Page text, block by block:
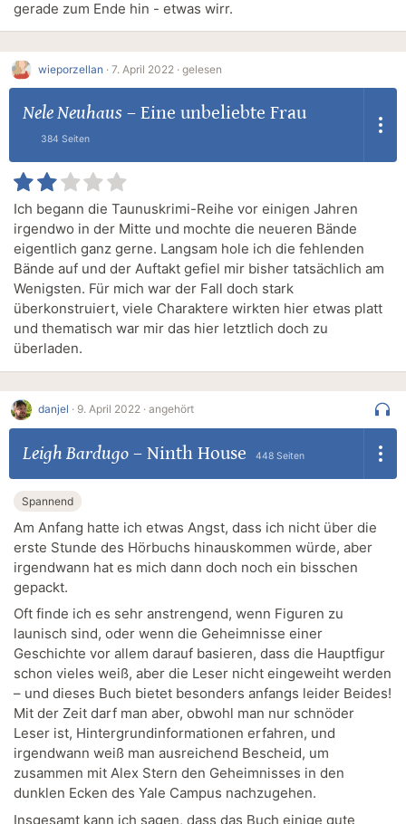
gerade zum Ende hin - etwas wirr.
wieporzellan · 7. April 2022 · gelesen
Nele Neuhaus – Eine unbeliebte Frau
384 Seiten
Ich begann die Taunuskrimi-Reihe vor einigen Jahren
irgendwo in der Mitte und mochte die neueren Bände
eigentlich ganz gerne. Langsam hole ich die fehlenden
Bände auf und der Auftakt gefiel mir bisher tatsächlich am
Wenigsten. Für mich war der Fall doch stark
überkonstruiert, viele Charaktere wirkten hier etwas platt
und thematisch war mir das hier letztlich doch zu
überladen.
danjel · 9. April 2022 · angehört
Leigh Bardugo– Ninth House 448 Seiten
Spannend
Am Anfang hatte ich etwas Angst, dass ich nicht über die
erste Stunde des Hörbuchs hinauskommen würde, aber
irgendwann hat es mich dann doch noch ein bisschen
gepackt.
Oft finde ich es sehr anstrengend, wenn Figuren zu
launisch sind, oder wenn die Geheimnisse einer
Geschichte vor allem darauf basieren, dass die Hauptfigur
schon vieles weiß, aber die Leser nicht eingeweiht werden
– und dieses Buch bietet besonders anfangs leider Beides!
Mit der Zeit darf man aber, obwohl man nur schnöder
Leser ist, Hintergrundinformationen erfahren, und
irgendwann weiß man ausreichend Bescheid, um
zusammen mit Alex Stern den Geheimnisses in den
dunklen Ecken des Yale Campus nachzugehen.
Insgesamt kann ich sagen, dass das Buch einige gute